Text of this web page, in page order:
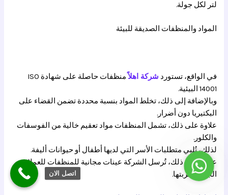
لتر لكل جولة.
المواد والمنظفات الصديقة للبيئة
في الواقع، تستورد شركة اهلاً
منظفات حاصلة على شهادة ISO
14001 البيئية.
وبالإضافة إلى ذلك، تخلط المواد بنسبة محددة تضمن القضاء على
البكتيريا دون أضرار.
علاوة على ذلك، تشمل المنظفات مواد تعقيم خالية من الفوسفات
والكلور.
لذلك، تُلبي متطلبات الأسر التي لديها أطفال أو حيوانات أليفة.
علاوة على ذلك، تُرسل الشركة عينات مجانية للمنظفات للعملاء
الجدد لتجربتها.
اتصل الان
واتساب